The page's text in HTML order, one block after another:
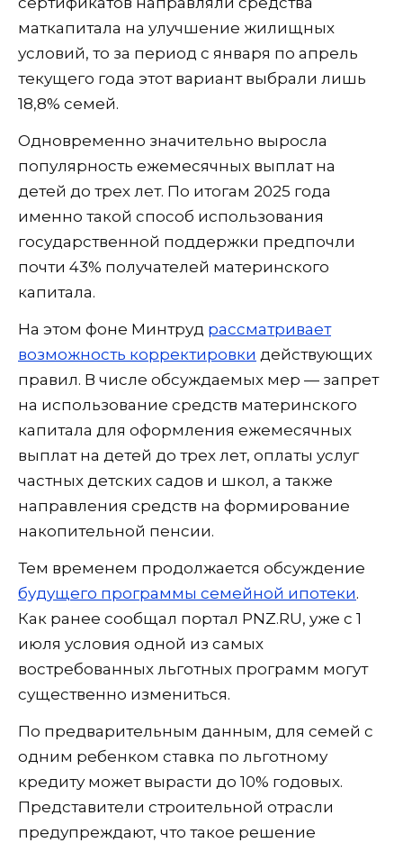
маткапитала на улучшение жилищных
условий, то за период с января по апрель
текущего года этот вариант выбрали лишь
18,8% семей.
Одновременно значительно выросла
популярность ежемесячных выплат на
детей до трех лет. По итогам 2025 года
именно такой способ использования
государственной поддержки предпочли
почти 43% получателей материнского
капитала.
На этом фоне Минтруд рассматривает
возможность корректировки действующих
правил. В числе обсуждаемых мер — запрет
на использование средств материнского
капитала для оформления ежемесячных
выплат на детей до трех лет, оплаты услуг
частных детских садов и школ, а также
направления средств на формирование
накопительной пенсии.
Тем временем продолжается обсуждение
будущего программы семейной ипотеки.
Как ранее сообщал портал PNZ.RU, уже с 1
июля условия одной из самых
востребованных льготных программ могут
существенно измениться.
По предварительным данным, для семей с
одним ребенком ставка по льготному
кредиту может вырасти до 10% годовых.
Представители строительной отрасли
предупреждают, что такое решение